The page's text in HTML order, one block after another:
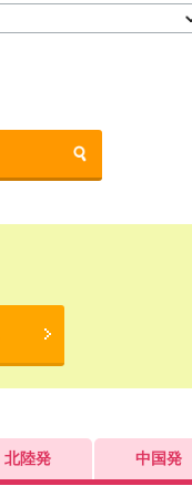
北陸発 中国発